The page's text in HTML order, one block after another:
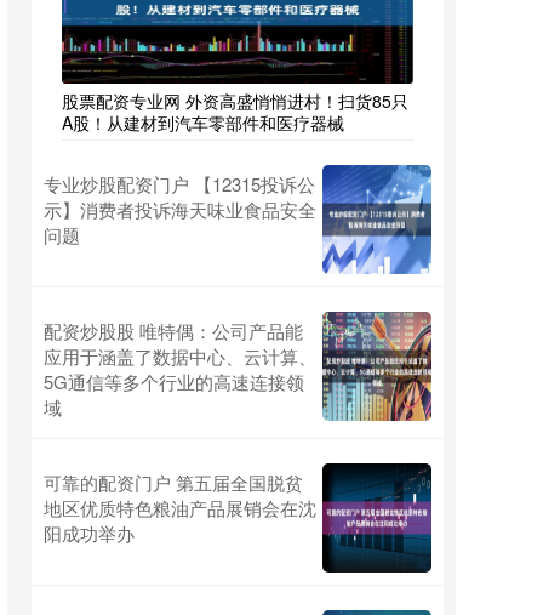
股票配资专业网 外资高盛悄悄进村！扫货85只
A股！从建材到汽车零部件和医疗器械
专业炒股配资门户 【12315投诉公
示】消费者投诉海天味业食品安全
问题
配资炒股股 唯特偶：公司产品能
应用于涵盖了数据中心、云计算、
5G通信等多个行业的高速连接领
域
可靠的配资门户 第五届全国脱贫
地区优质特色粮油产品展销会在沈
阳成功举办